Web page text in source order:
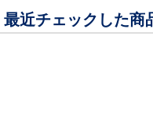
最近チェックした商